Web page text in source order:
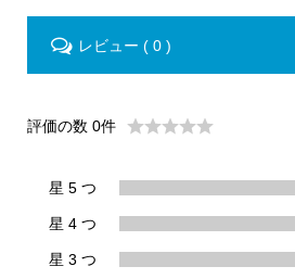
レビュー ( 0 )
評価の数 0件
星 5 つ
星 4 つ
星 3 つ